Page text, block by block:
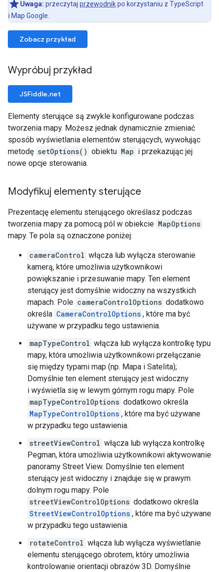
Uwaga: przeczytaj przewodnikpo korzystaniu z TypeScript
i Map Google.
Zobacz przykład
Wypróbuj przykład
JSFiddle.net
Elementy sterujące są zwykle konfigurowane podczas
tworzenia mapy. Możesz jednak dynamicznie zmieniać
sposób wyświetlania elementów sterujących, wywołując
metodę setOptions() obiektu Map i przekazując jej
nowe opcje sterowania.
Modyfikuj elementy sterujące
Prezentację elementu sterującego określasz podczas
tworzenia mapy za pomocą pól w obiekcie MapOptions
mapy. Te pola są oznaczone poniżej:
cameraControl włącza lub wyłącza sterowanie
kamerą, które umożliwia użytkownikowi
powiększanie i przesuwanie mapy. Ten element
sterujący jest domyślnie widoczny na wszystkich
mapach. Pole cameraControlOptions dodatkowo
określa CameraControlOptions , które ma być
używane w przypadku tego ustawienia.
mapTypeControl włącza lub wyłącza kontrolkę typu
mapy, która umożliwia użytkownikowi przełączanie
się między typami map (np. Mapa i Satelita);
Domyślnie ten element sterujący jest widoczny
i wyświetla się w lewym górnym rogu mapy. Pole
mapTypeControlOptions dodatkowo określa
MapTypeControlOptions , które ma być używane
w przypadku tego ustawienia.
streetViewControl włącza lub wyłącza kontrolkę
Pegman, która umożliwia użytkownikowi aktywowanie
panoramy Street View. Domyślnie ten element
sterujący jest widoczny i znajduje się w prawym
dolnym rogu mapy. Pole
streetViewControlOptions dodatkowo określa
StreetViewControlOptions , które ma być używane
w przypadku tego ustawienia.
rotateControl włącza lub wyłącza wyświetlanie
elementu sterującego obrotem, który umożliwia
kontrolowanie orientacji obrazów 3D. Domyślnie